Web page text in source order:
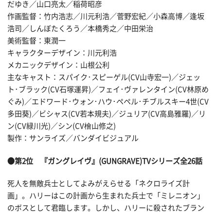
だゆき／山口亮太／稲荷昭彦
作画監督：竹内浩志／川元利浩／菅野宏紀／小森高博／逢坂
浩司／しんぼたくろう／本橋秀之／中田栄治
美術監督：東潤一
キャラクターデザイン：川元利浩
メカニックデザイン：山根公利
主なキャスト：スパイク･スピーゲル(CV山寺宏一)／ジェッ
ト･ブラック(CV石塚運昇)／フェイ･ヴァレンタイン(CV林原め
ぐみ)／エドワード･ウォン･ハウ･ペペル･チブルスキー4世(CV
多田葵)／ビシャス(CV若本規夫)／ジュリア(CV高島雅羅)／リ
ン(CV緑川光)／シン(CV檜山修之)
製作：サンライズ／バンダイビジュアル
●第2位 『ガングレイヴ』(GUNGRAVE)TVシリーズ全26話
死人を無敵兵士としてよみがえらせる「ネクロライズ計
画」。ハリーはこの計画から生まれた兵士で「ミレニオン」
のボスとして君臨します。しかし、ハリーに殺されたブラン